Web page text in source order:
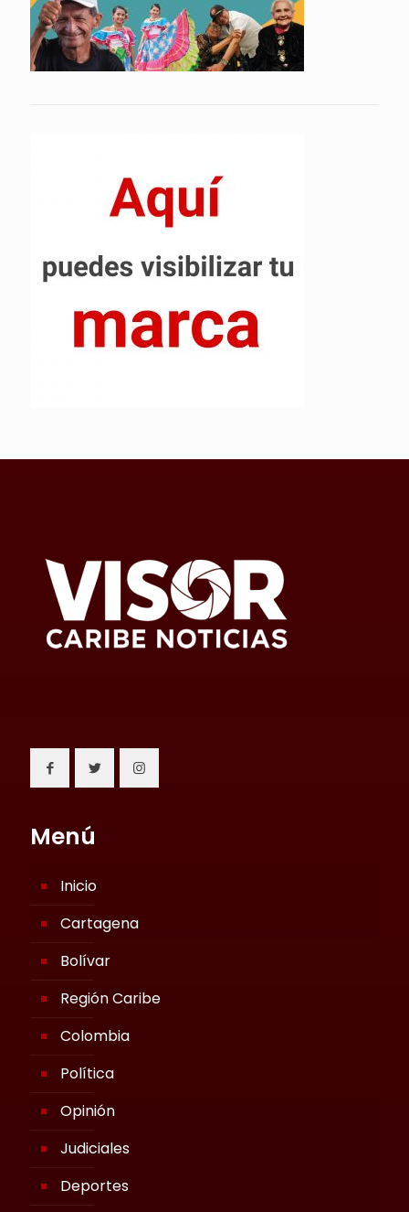
Menú
Inicio
Cartagena
Bolívar
Región Caribe
Colombia
Política
Opinión
Judiciales
Deportes